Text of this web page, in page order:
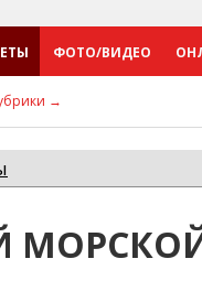
ФОТО/ВИДЕО
→